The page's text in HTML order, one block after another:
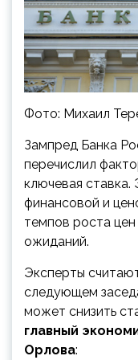
Фото: Михаил
Зампред Банка
перечислил
ключевая
финансовой и
темпов роста
ожиданий.
Эксперты
следующем
может снизить
главный
Орлова: